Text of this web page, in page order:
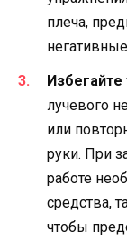
плеча,
Избегайте
лучевого
или
руки. При
работе
средства,
чтобы